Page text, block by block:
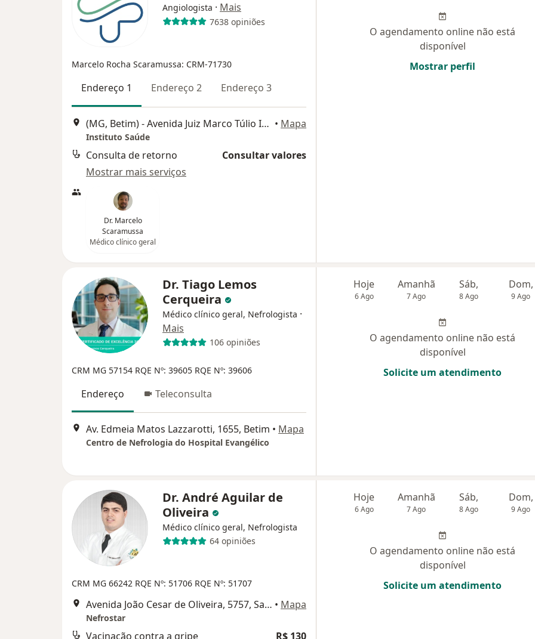
Angiologista · Mais
7638 opiniões
Marcelo Rocha Scaramussa: CRM-71730
Endereço 1 Endereço 2 Endereço 3
(MG, Betim) - Avenida Juiz Marco Túlio Isaac 3540 - 15 andar Sala 1506, Betim • Mapa
Instituto Saúde
Consulta de retorno
Consultar valores
Mostrar mais serviços
Dr. Marcelo
Scaramussa
Médico clínico geral
O agendamento online não está
disponível
Mostrar perfil
Dr. Tiago Lemos
Cerqueira
Médico clínico geral, Nefrologista ·
Mais
106 opiniões
CRM MG 57154 RQE Nº: 39605 RQE Nº: 39606
Endereço Teleconsulta
Av. Edmeia Matos Lazzarotti, 1655, Betim • Mapa
Centro de Nefrologia do Hospital Evangélico
Hoje
6 Ago
Amanhã
7 Ago
Sáb,
8 Ago
Dom,
9 Ago
O agendamento online não está
disponível
Solicite um atendimento
Dr. André Aguilar de
Oliveira
Médico clínico geral, Nefrologista
64 opiniões
CRM MG 66242 RQE Nº: 51706 RQE Nº: 51707
Avenida João Cesar de Oliveira, 5757, Sala 201, 2° Andar Bairro Beatriz, Contagem • Mapa
Nefrostar
Vacinação contra a gripe R$ 130
Hoje
6 Ago
Amanhã
7 Ago
Sáb,
8 Ago
Dom,
9 Ago
O agendamento online não está
disponível
Solicite um atendimento